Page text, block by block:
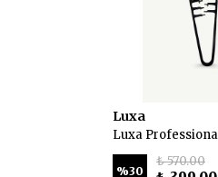
Luxa
%30
₺ 570.00